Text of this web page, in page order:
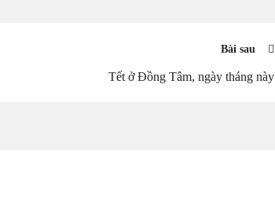
Bài sau
Tết ở Đồng Tâm, ngày tháng này